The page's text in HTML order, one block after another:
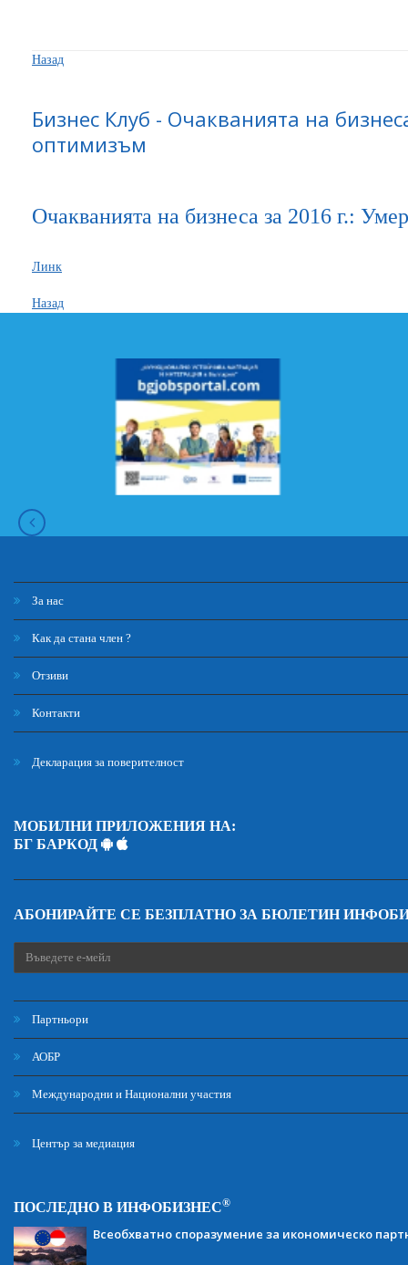
Назад
Бизнес Клуб - Очакванията на
оптимизъм
Очакванията на бизнеса за 2016 г.:
Линк
Назад
За нас
Как да стана член ?
Отзиви
Контакти
Декларация за поверителност
МОБИЛНИ ПРИЛОЖЕНИЯ НА:
БГ БАРКОД
АБОНИРАЙТЕ СЕ БЕЗПЛАТНО ЗА БЮЛЕТИН
Партньори
АОБР
Международни и Национални участия
Център за медиация
ПОСЛЕДНО В ИНФОБИЗНЕС®
Всеобхватно споразумение за икономическо